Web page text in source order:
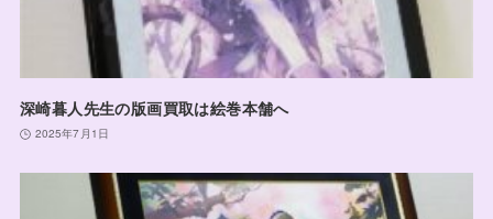
深崎暮人先生の版画買取は絵巻本舗へ
2025年7月1日